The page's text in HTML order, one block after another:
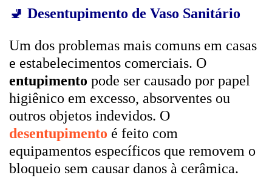
🚽 Desentupimento de Vaso Sanitário
Um dos problemas mais comuns em casas
e estabelecimentos comerciais. O
entupimento pode ser causado por papel
higiênico em excesso, absorventes ou
outros objetos indevidos. O
desentupimento é feito com
equipamentos específicos que removem o
bloqueio sem causar danos à cerâmica.